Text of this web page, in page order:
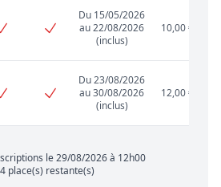
Du 15/05/2026
au 22/08/2026
(inclus)
10,00 €
Du 23/08/2026
au 30/08/2026
(inclus)
12,00 €
le 29/08/2026 à 12h00
place(s) restante(s)